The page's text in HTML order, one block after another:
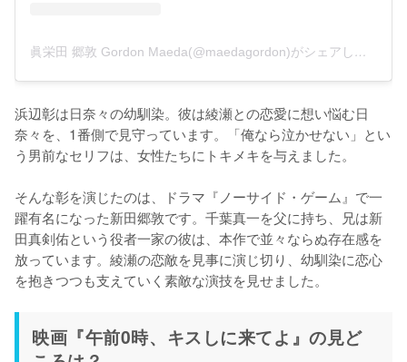
眞栄田 郷敦 Gordon Maeda(@maedagordon)がシェアした投稿
浜辺彰は日奈々の幼馴染。彼は綾瀬との恋愛に想い悩む日
奈々を、1番側で見守っています。「俺なら泣かせない」とい
う男前なセリフは、女性たちにトキメキを与えました。
そんな彰を演じたのは、ドラマ『ノーサイド・ゲーム』で一
躍有名になった新田郷敦です。千葉真一を父に持ち、兄は新
田真剣佑という役者一家の彼は、本作で並々ならぬ存在感を
放っています。綾瀬の恋敵を見事に演じ切り、幼馴染に恋心
を抱きつつも支えていく素敵な演技を見せました。
映画『午前0時、キスしに来てよ』の見ど